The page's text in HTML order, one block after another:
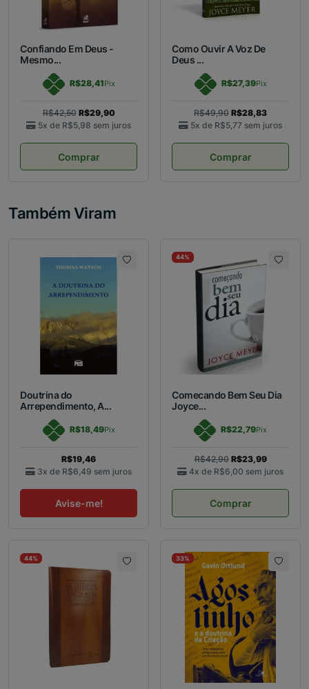
Confiando Em Deus -
Mesmo...
R$28,41Pix
R$42,50 R$29,90
5x de R$5,98 sem juros
Comprar
Como Ouvir A Voz De
Deus ...
R$27,39Pix
R$49,90 R$28,83
5x de R$5,77 sem juros
Comprar
Também Viram
Doutrina do
Arrependimento, A...
R$18,49Pix
R$19,46
3x de R$6,49 sem juros
Avise-me!
44%
Comecando Bem Seu Dia
Joyce...
R$22,79Pix
R$42,90 R$23,99
4x de R$6,00 sem juros
Comprar
44% 33%